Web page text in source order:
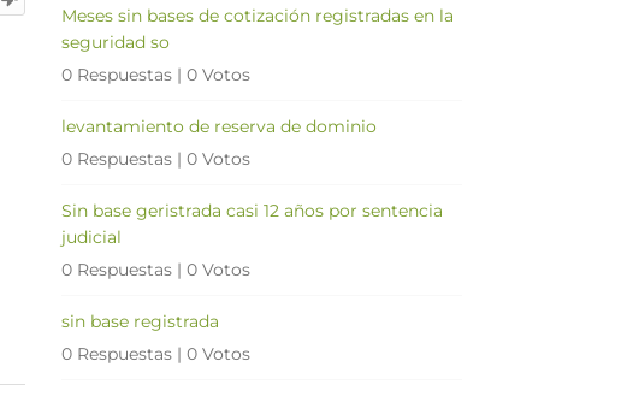
Meses sin bases de cotización registradas en la
seguridad so
0 Respuestas | 0 Votos
levantamiento de reserva de dominio
0 Respuestas | 0 Votos
Sin base geristrada casi 12 años por sentencia
judicial
0 Respuestas | 0 Votos
sin base registrada
0 Respuestas | 0 Votos